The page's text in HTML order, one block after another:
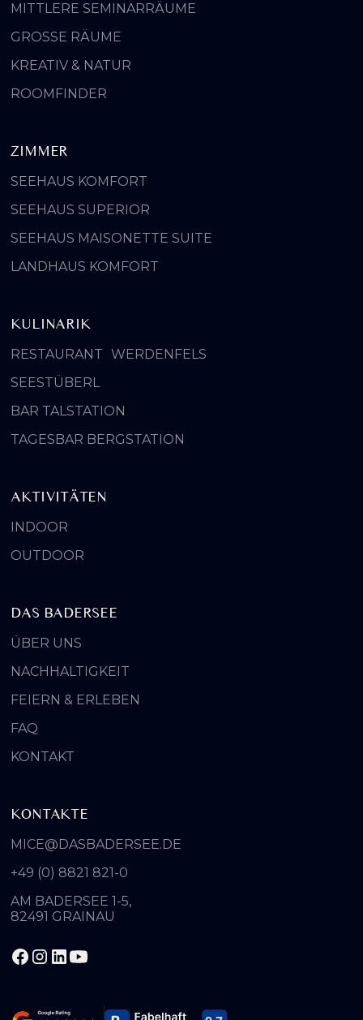
MITTLERE SEMINARRÄUME
GROSSE RÄUME
KREATIV & NATUR
ROOMFINDER
ZIMMER
SEEHAUS KOMFORT
SEEHAUS SUPERIOR
SEEHAUS MAISONETTE SUITE
LANDHAUS KOMFORT
KULINARIK
RESTAURANT WERDENFELS
SEESTÜBERL
BAR TALSTATION
TAGESBAR BERGSTATION
AKTIVITÄTEN
INDOOR
OUTDOOR
DAS BADERSEE
ÜBER UNS
NACHHALTIGKEIT
FEIERN & ERLEBEN
FAQ
KONTAKT
KONTAKTE
MICE@DASBADERSEE.DE
+49 (0) 8821 821-0
AM BADERSEE 1-5,
82491 GRAINAU